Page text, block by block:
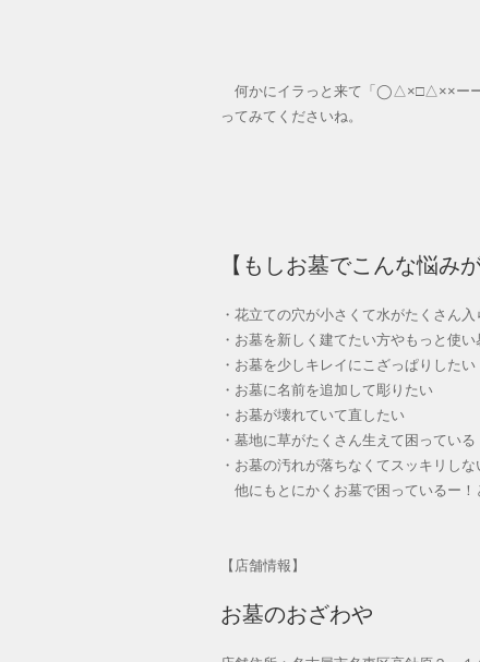
何かにイラっと来て「◯△×□△××ーー
ってみてくださいね。
【もしお墓でこんな悩み
・花立ての穴が小さくて水がたくさん
・お墓を新しく建てたい方やもっと使
・お墓を少しキレイにこざっぱりしたい
・お墓に名前を追加して彫りたい
・お墓が壊れていて直したい
・墓地に草がたくさん生えて困っている
・お墓の汚れが落ちなくてスッキリしな
他にもとにかくお墓で困っているー！
【店舗情報】
お墓のおざわや